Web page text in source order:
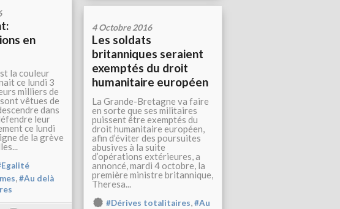
en
la couleur
ce lundi 3
milliers de
vêtues de
dans
leur
ce lundi
de la grève
,#Au delà
4 Octobre 2016
Les soldats
britanniques seraient
exemptés du droit
humanitaire européen
La Grande-Bretagne va faire
en sorte que ses militaires
puissent être exemptés du
droit humanitaire européen,
afin d’éviter des poursuites
abusives à la suite
d’opérations extérieures, a
annoncé, mardi 4 octobre, la
première ministre britannique,
Theresa...
#Dérives totalitaires,#Au